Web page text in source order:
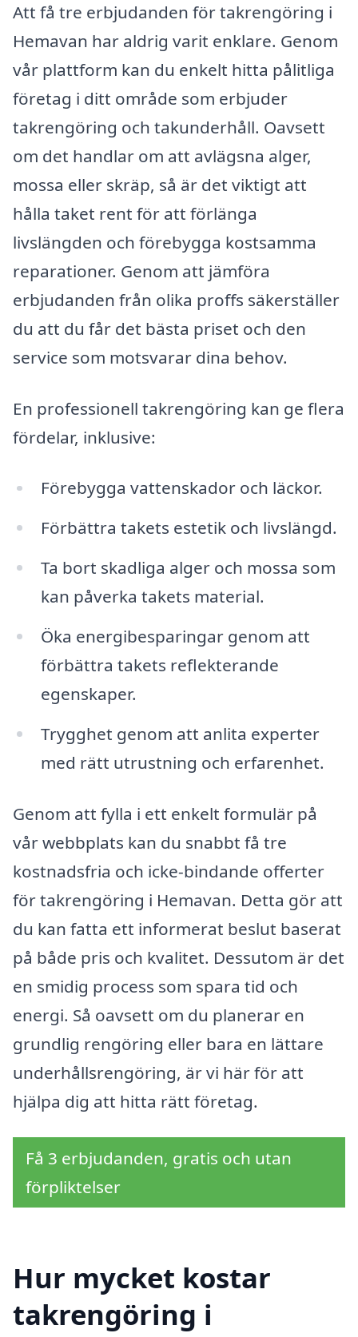
Att få tre erbjudanden för takrengöring i
Hemavan har aldrig varit enklare. Genom
vår plattform kan du enkelt hitta pålitliga
företag i ditt område som erbjuder
takrengöring och takunderhåll. Oavsett
om det handlar om att avlägsna alger,
mossa eller skräp, så är det viktigt att
hålla taket rent för att förlänga
livslängden och förebygga kostsamma
reparationer. Genom att jämföra
erbjudanden från olika proffs säkerställer
du att du får det bästa priset och den
service som motsvarar dina behov.
En professionell takrengöring kan ge flera
fördelar, inklusive:
Förebygga vattenskador och läckor.
Förbättra takets estetik och livslängd.
Ta bort skadliga alger och mossa som
kan påverka takets material.
Öka energibesparingar genom att
förbättra takets reflekterande
egenskaper.
Trygghet genom att anlita experter
med rätt utrustning och erfarenhet.
Genom att fylla i ett enkelt formulär på
vår webbplats kan du snabbt få tre
kostnadsfria och icke-bindande offerter
för takrengöring i Hemavan. Detta gör att
du kan fatta ett informerat beslut baserat
på både pris och kvalitet. Dessutom är det
en smidig process som spara tid och
energi. Så oavsett om du planerar en
grundlig rengöring eller bara en lättare
underhållsrengöring, är vi här för att
hjälpa dig att hitta rätt företag.
Få 3 erbjudanden, gratis och utan
förpliktelser
Hur mycket kostar
takrengöring i